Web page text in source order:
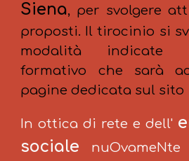
Siena, per svolgere
proposti.
Il tirocinio si
modalità indicate
formativo che sarà
pagine dedicata sul sito
In ottica di rete e dell'
sociale